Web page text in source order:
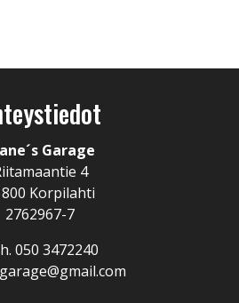
Garage
4
Korpilahti
2762967-7
050 3472240